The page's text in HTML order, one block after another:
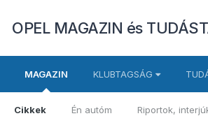
OPEL MAGAZIN és
MAGAZIN
Cikkek Én autóm Riportok,
KLUBTAGSÁG